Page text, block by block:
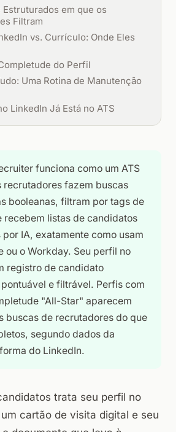
Estruturados em que os
Filtram
vs. Currículo: Onde Eles
do Perfil
Uma Rotina de Manutenção
LinkedIn Já Está no ATS
funciona como um ATS
recrutadores fazem buscas
booleanas, filtram por tags de
recebem listas de candidatos
IA, exatamente como usam
ou o Workday. Seu perfil no
registro de candidato
e filtrável. Perfis com
"All-Star" aparecem
buscas de recrutadores do que
segundo dados da
do LinkedIn.
trata seu perfil no
cartão de visita digital e seu